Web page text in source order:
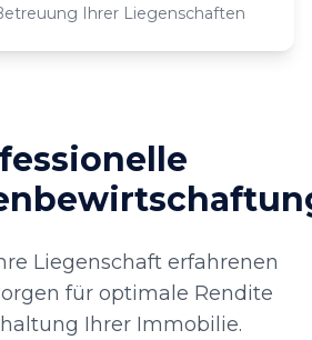
Ihrer Liegenschaften
Liegenschaft erfahrenen
für optimale Rendite
Ihrer Immobilie.